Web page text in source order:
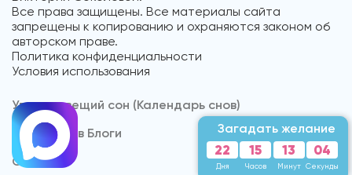
Все права защищены. Все материалы сайта
запрещены к копированию и охраняются законом об
авторском праве.
Политика конфиденциальности
Условия использования
Увидеть вещий сон (Календарь снов)
Форум снов Блоги
Cонник
Загадать желание
22
Дня
15
Часов
13
Минут
02
Секунды